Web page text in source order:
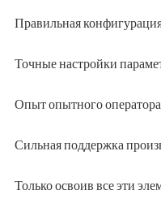
Правильная
Точные настройки
Опыт опытного оператора
Сильная поддержка
Только освоив все эти